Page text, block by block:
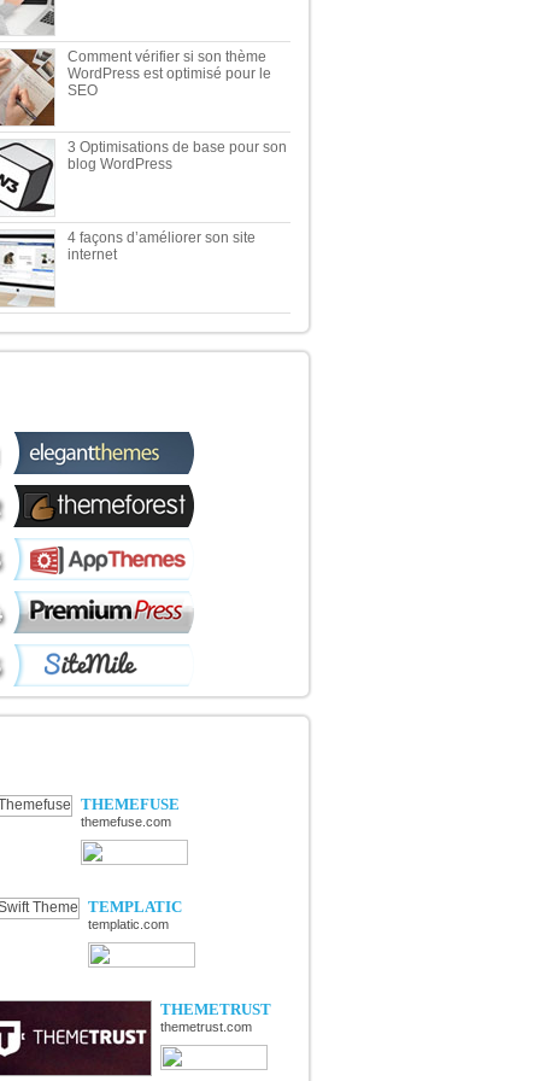
Comment vérifier si son thème
WordPress est optimisé pour le
SEO
3 Optimisations de base pour son
blog WordPress
4 façons d’améliorer son site
internet
THEMEFUSE
themefuse.com
TEMPLATIC
templatic.com
THEMETRUST
themetrust.com